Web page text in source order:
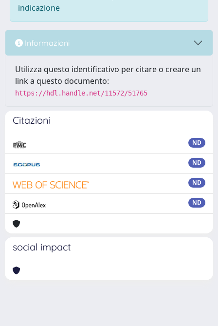
indicazione
Informazioni
Utilizza questo identificativo per citare o creare un
link a questo documento:
https://hdl.handle.net/11572/51765
Citazioni
ND
ND
ND
ND
social impact